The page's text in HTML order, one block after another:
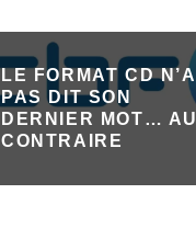
LE FORMAT CD N’A
PAS DIT SON
DERNIER MOT… AU
CONTRAIRE